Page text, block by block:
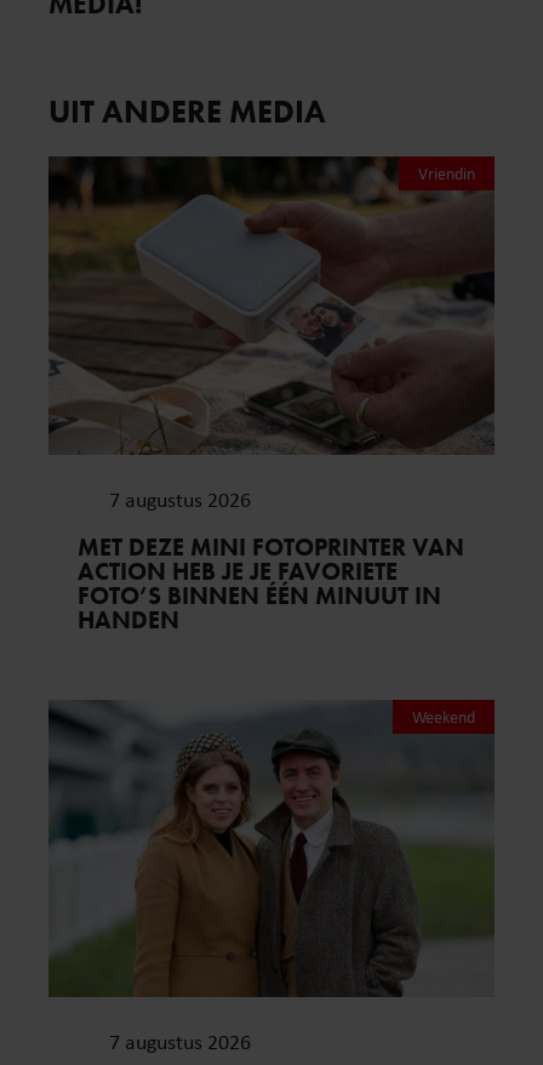
UIT ANDERE MEDIA
Vriendin
7 augustus 2026
MET DEZE MINI FOTOPRINTER VAN
ACTION HEB JE JE FAVORIETE
FOTO’S BINNEN ÉÉN MINUUT IN
HANDEN
Weekend
7 augustus 2026